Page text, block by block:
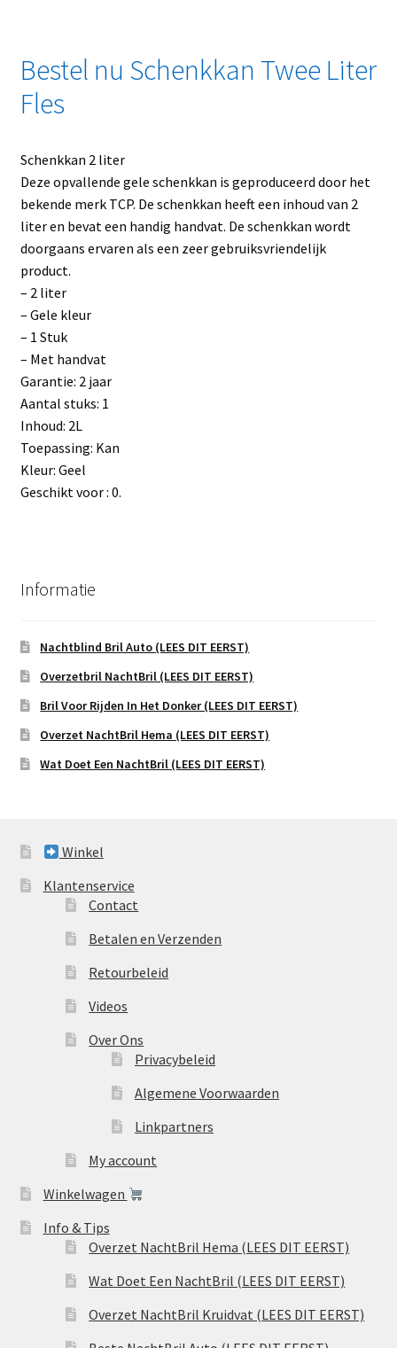
Bestel nu Schenkkan Twee Liter
Fles
Schenkkan 2 liter
Deze opvallende gele schenkkan is geproduceerd door het
bekende merk TCP. De schenkkan heeft een inhoud van 2
liter en bevat een handig handvat. De schenkkan wordt
doorgaans ervaren als een zeer gebruiksvriendelijk
product.
– 2 liter
– Gele kleur
– 1 Stuk
– Met handvat
Garantie: 2 jaar
Aantal stuks: 1
Inhoud: 2L
Toepassing: Kan
Kleur: Geel
Geschikt voor : 0.
Informatie
Nachtblind Bril Auto (LEES DIT EERST)
Overzetbril NachtBril (LEES DIT EERST)
Bril Voor Rijden In Het Donker (LEES DIT EERST)
Overzet NachtBril Hema (LEES DIT EERST)
Wat Doet Een NachtBril (LEES DIT EERST)
Winkel
Klantenservice
Contact
Betalen en Verzenden
Retourbeleid
Videos
Over Ons
Privacybeleid
Algemene Voorwaarden
Linkpartners
My account
Winkelwagen
Info & Tips
Overzet NachtBril Hema (LEES DIT EERST)
Wat Doet Een NachtBril (LEES DIT EERST)
Overzet NachtBril Kruidvat (LEES DIT EERST)